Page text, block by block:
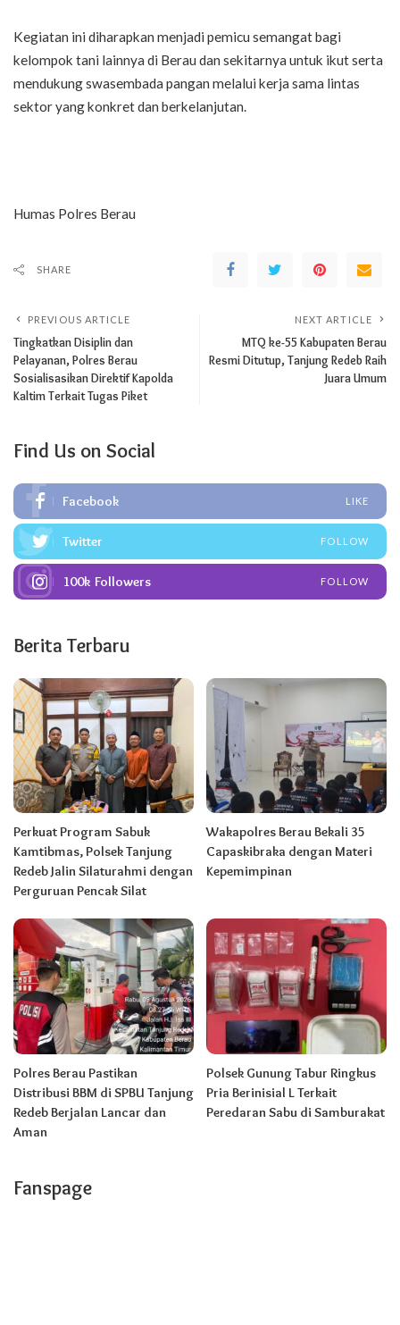
Kegiatan ini diharapkan menjadi pemicu semangat bagi
kelompok tani lainnya di Berau dan sekitarnya untuk ikut serta
mendukung swasembada pangan melalui kerja sama lintas
sektor yang konkret dan berkelanjutan.
Humas Polres Berau
SHARE
PREVIOUS ARTICLE
Tingkatkan Disiplin dan
Pelayanan, Polres Berau
Sosialisasikan Direktif Kapolda
Kaltim Terkait Tugas Piket
NEXT ARTICLE
MTQ ke-55 Kabupaten Berau
Resmi Ditutup, Tanjung Redeb Raih
Juara Umum
Find Us on Social
Facebook LIKE
Twitter FOLLOW
100k Followers FOLLOW
Berita Terbaru
Perkuat Program Sabuk
Kamtibmas, Polsek Tanjung
Redeb Jalin Silaturahmi dengan
Perguruan Pencak Silat
Wakapolres Berau Bekali 35
Capaskibraka dengan Materi
Kepemimpinan
Polres Berau Pastikan
Distribusi BBM di SPBU Tanjung
Redeb Berjalan Lancar dan
Aman
Polsek Gunung Tabur Ringkus
Pria Berinisial L Terkait
Peredaran Sabu di Samburakat
Fanspage